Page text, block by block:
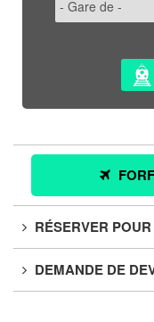
RÉSERVER
DEMANDE DE